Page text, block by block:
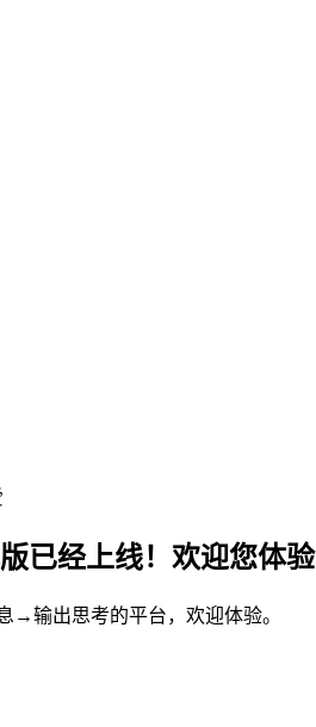
已经上线！欢迎您体验
输出思考的平台，欢迎体验。